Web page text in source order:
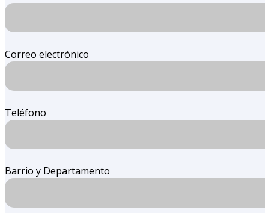
Correo electrónico
Teléfono
Barrio y Departamento